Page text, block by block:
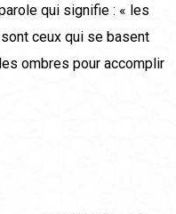
qui signifie : « les
ceux qui se basent
ombres pour accomplir